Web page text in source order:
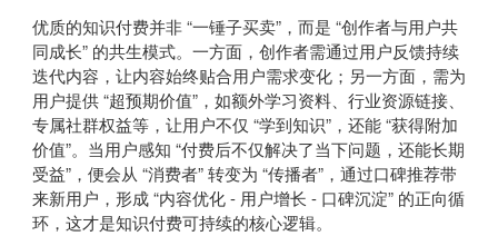
优质的知识付费并非 “一锤子买卖”，而是 “创作者与用户共
同成长” 的共生模式。一方面，创作者需通过用户反馈持续
迭代内容，让内容始终贴合用户需求变化；另一方面，需为
用户提供 “超预期价值”，如额外学习资料、行业资源链接、
专属社群权益等，让用户不仅 “学到知识”，还能 “获得附加
价值”。当用户感知 “付费后不仅解决了当下问题，还能长期
受益”，便会从 “消费者” 转变为 “传播者”，通过口碑推荐带
来新用户，形成 “内容优化 - 用户增长 - 口碑沉淀” 的正向循
环，这才是知识付费可持续的核心逻辑。